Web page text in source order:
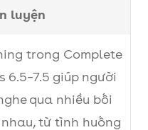
Mở rộng vốn từ về
tạo và vai trò của
nghệ sĩ trong xã
hội. Chủ đề này
đặc biệt hữu ích
luyện
trong Complete
6.5–7.5 giúp người
qua nhiều bối
từ tình huống